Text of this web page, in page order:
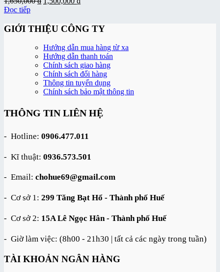
1,650,000 ₫.là:
Đọc tiếp
GIỚI THIỆU CÔNG TY
Hướng dẫn mua hàng từ xa
Hướng dẫn thanh toán
Chính sách giao hàng
Chính sách đổi hàng
Thông tin tuyển dụng
Chính sách bảo mật thông tin
THÔNG TIN LIÊN HỆ
- Hotline: 0906.477.011
- Kĩ thuật: 0936.573.501
- Email: chohue69@gmail.com
- Cơ sở 1: 299 Tăng Bạt Hổ - Thành phố Huế
- Cơ sở 2: 15A Lê Ngọc Hân - Thành phố Huế
- Giờ làm việc: (8h00 - 21h30 | tất cả các ngày trong tuần)
TÀI KHOẢN NGÂN HÀNG